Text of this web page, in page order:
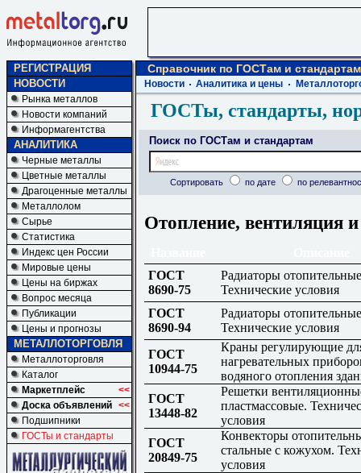
РЕГИСТРАЦИЯ
НОВОСТИ
Рынка металлов
Новости компаний
Информагентства
АНАЛИТИКА
Черные металлы
Цветные металлы
Драгоценные металлы
Металлолом
Сырье
Статистика
Индекс цен России
Мировые цены
Цены на биржах
Вопрос месяца
Публикации
Цены и прогнозы
МЕТАЛЛОТОРГОВЛЯ
Металлоторговля
Каталог
Маркетплейс
<<
Доска объявлений <<
Подшипники
ГОСТы и стандарты
Справочник по ГОСТам и стандартам
Новости Аналитика и цены
ГОСТы, стандарты,
Поиск по ГОСТам и стандартам
Сортировать по дате по
Отопление, вентиляция
ГОСТ
8690-75
Радиаторы
Технические условия
ГОСТ
8690-94
Радиаторы
Технические условия
ГОСТ
10944-75
Краны регулирующие
нагревательных
водяного отопления
ГОСТ
13448-82
Решетки
пластмассовые.
условия
ГОСТ
20849-75
Конвекторы
стальные с кожухом.
условия